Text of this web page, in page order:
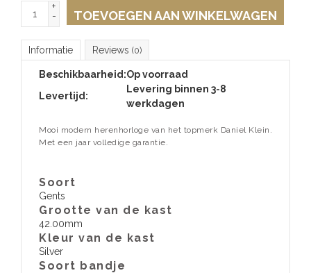
+
-
TOEVOEGEN AAN WINKELWAGEN
Informatie Reviews (0)
Beschikbaarheid:Op voorraad
Levertijd:
Levering binnen 3-8
werkdagen
Mooi modern herenhorloge van het topmerk Daniel Klein.
Met een jaar volledige garantie.
Soort
Gents
Grootte van de kast
42.00mm
Kleur van de kast
Silver
Soort bandje